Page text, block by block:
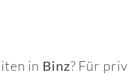
in Binz? Für